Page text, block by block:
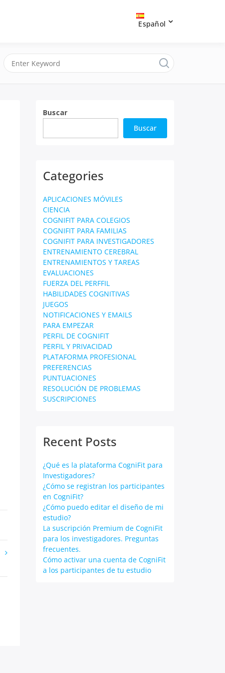
Español
Buscar
Buscar
Categories
APLICACIONES MÓVILES
CIENCIA
COGNIFIT PARA COLEGIOS
COGNIFIT PARA FAMILIAS
COGNIFIT PARA INVESTIGADORES
ENTRENAMIENTO CEREBRAL
ENTRENAMIENTOS Y TAREAS
EVALUACIONES
FUERZA DEL PERFFIL
HABILIDADES COGNITIVAS
JUEGOS
NOTIFICACIONES Y EMAILS
PARA EMPEZAR
PERFIL DE COGNIFIT
PERFIL Y PRIVACIDAD
PLATAFORMA PROFESIONAL
PREFERENCIAS
PUNTUACIONES
RESOLUCIÓN DE PROBLEMAS
SUSCRIPCIONES
Recent Posts
¿Qué es la plataforma CogniFit para
Investigadores?
¿Cómo se registran los participantes
en CogniFit?
¿Cómo puedo editar el diseño de mi
estudio?
La suscripción Premium de CogniFit
para los investigadores. Preguntas
frecuentes.
Cómo activar una cuenta de CogniFit
a los participantes de tu estudio